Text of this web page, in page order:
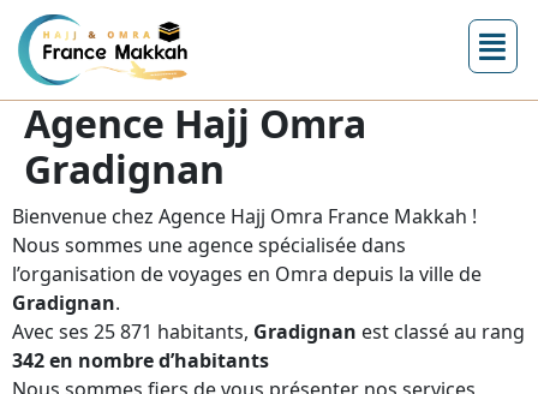
Agence Hajj Omra
Gradignan
Bienvenue chez Agence Hajj Omra France Makkah !
Nous sommes une agence spécialisée dans
l’organisation de voyages en Omra depuis la ville de
Gradignan.
Avec ses 25 871 habitants, Gradignan est classé au rang
342 en nombre d’habitants